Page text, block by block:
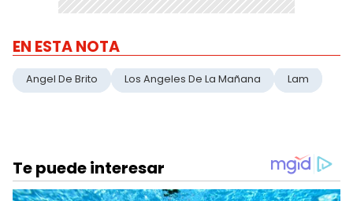
EN ESTA NOTA
Angel De Brito Los Angeles De La Mañana Lam